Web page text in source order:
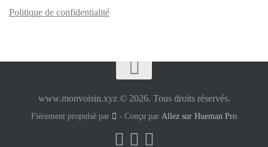
Politique de confidentialité
www.monvoisin.xyz © 2026. Tous droits réservés.
Fièrement propulsé par - Conçu par Allez sur Hueman Pro